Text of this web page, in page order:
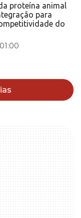
proteína animal
para
do